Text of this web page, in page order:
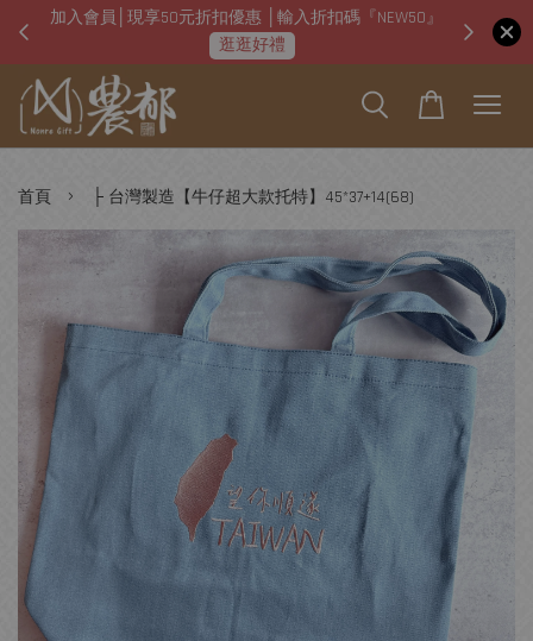
加入會員│現享50元折扣優惠 │輸入折扣碼『NEW50』
逛逛好禮
即日
首頁 › ├ 台灣製造【牛仔超大款托特】45*37+14(68)